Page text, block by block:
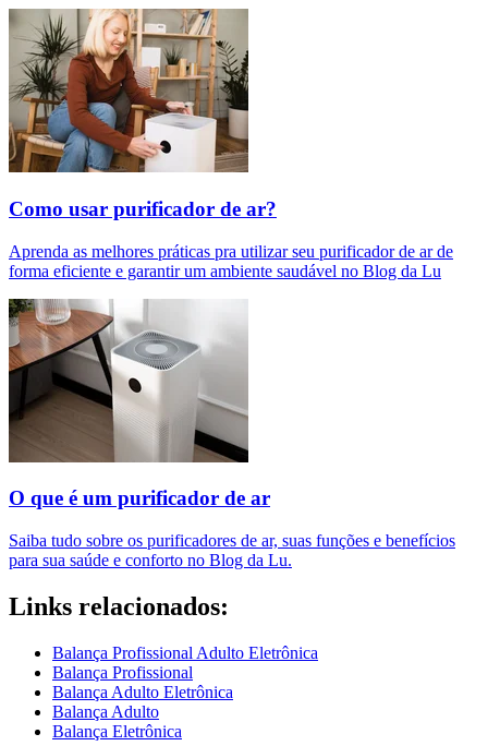
Como usar purificador de ar?
Aprenda as melhores práticas pra utilizar seu purificador de ar de
forma eficiente e garantir um ambiente saudável no Blog da Lu
O que é um purificador de ar​
Saiba tudo sobre os purificadores de ar, suas funções e benefícios
para sua saúde e conforto no Blog da Lu.
Links relacionados:
Balança Profissional Adulto Eletrônica
Balança Profissional
Balança Adulto Eletrônica
Balança Adulto
Balança Eletrônica